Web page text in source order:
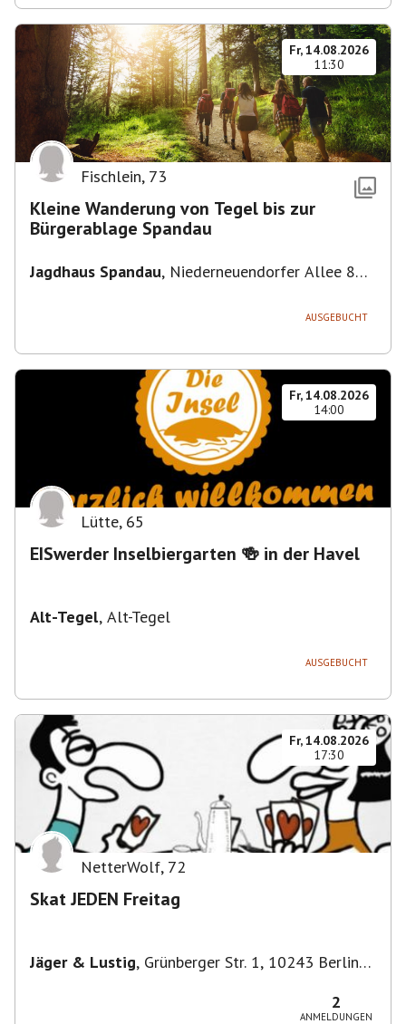
Fr, 14.08.2026
11:30
Fischlein, 73
Kleine Wanderung von Tegel bis zur
Bürgerablage Spandau
Jagdhaus Spandau, Niederneuendorfer Allee 80,
AUSGEBUCHT
Fr, 14.08.2026
14:00
Lütte, 65
EISwerder Inselbiergarten 🍻 in der Havel
Alt-Tegel, Alt-Tegel
AUSGEBUCHT
Fr, 14.08.2026
17:30
NetterWolf, 72
Skat JEDEN Freitag
Jäger & Lustig, Grünberger Str. 1, 10243 Berlin-
2
ANMELDUNGEN